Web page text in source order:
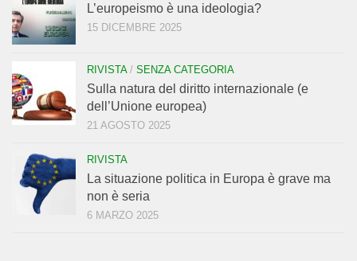
L’europeismo è una ideologia?
15 DICEMBRE 2025
RIVISTA/ SENZA CATEGORIA
Sulla natura del diritto internazionale (e
dell’Unione europea)
21 AGOSTO 2025
RIVISTA
La situazione politica in Europa è grave ma
non è seria
6 MARZO 2025